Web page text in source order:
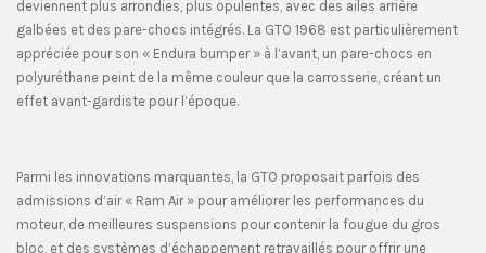
deviennent plus arrondies, plus opulentes, avec des ailes arrière
galbées et des pare-chocs intégrés. La GTO 1968 est particulièrement
appréciée pour son « Endura bumper » à l’avant, un pare-chocs en
polyuréthane peint de la même couleur que la carrosserie, créant un
effet avant-gardiste pour l’époque.
Parmi les innovations marquantes, la GTO proposait parfois des
admissions d’air « Ram Air » pour améliorer les performances du
moteur, de meilleures suspensions pour contenir la fougue du gros
bloc, et des systèmes d’échappement retravaillés pour offrir une